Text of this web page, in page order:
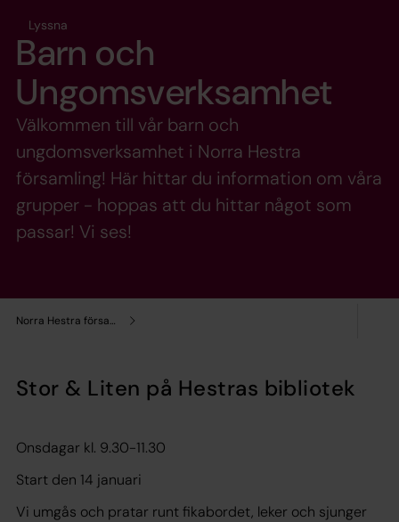
Norra Hestra församling
Lyssna
Barn och
Ungomsverksamhet
Välkommen till vår barn och
ungdomsverksamhet i Norra Hestra
församling! Här hittar du information om våra
grupper - hoppas att du hittar något som
passar! Vi ses!
Stor & Liten på Hestras bibliotek
Onsdagar kl. 9.30-11.30
Start den 14 januari
Vi umgås och pratar runt fikabordet, leker och sjunger